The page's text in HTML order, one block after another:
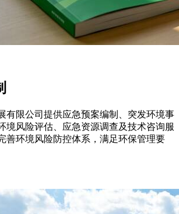
有限公司提供应急预案编制、突发环境事
境风险评估、应急资源调查及技术咨询服
善环境风险防控体系，满足环保管理要